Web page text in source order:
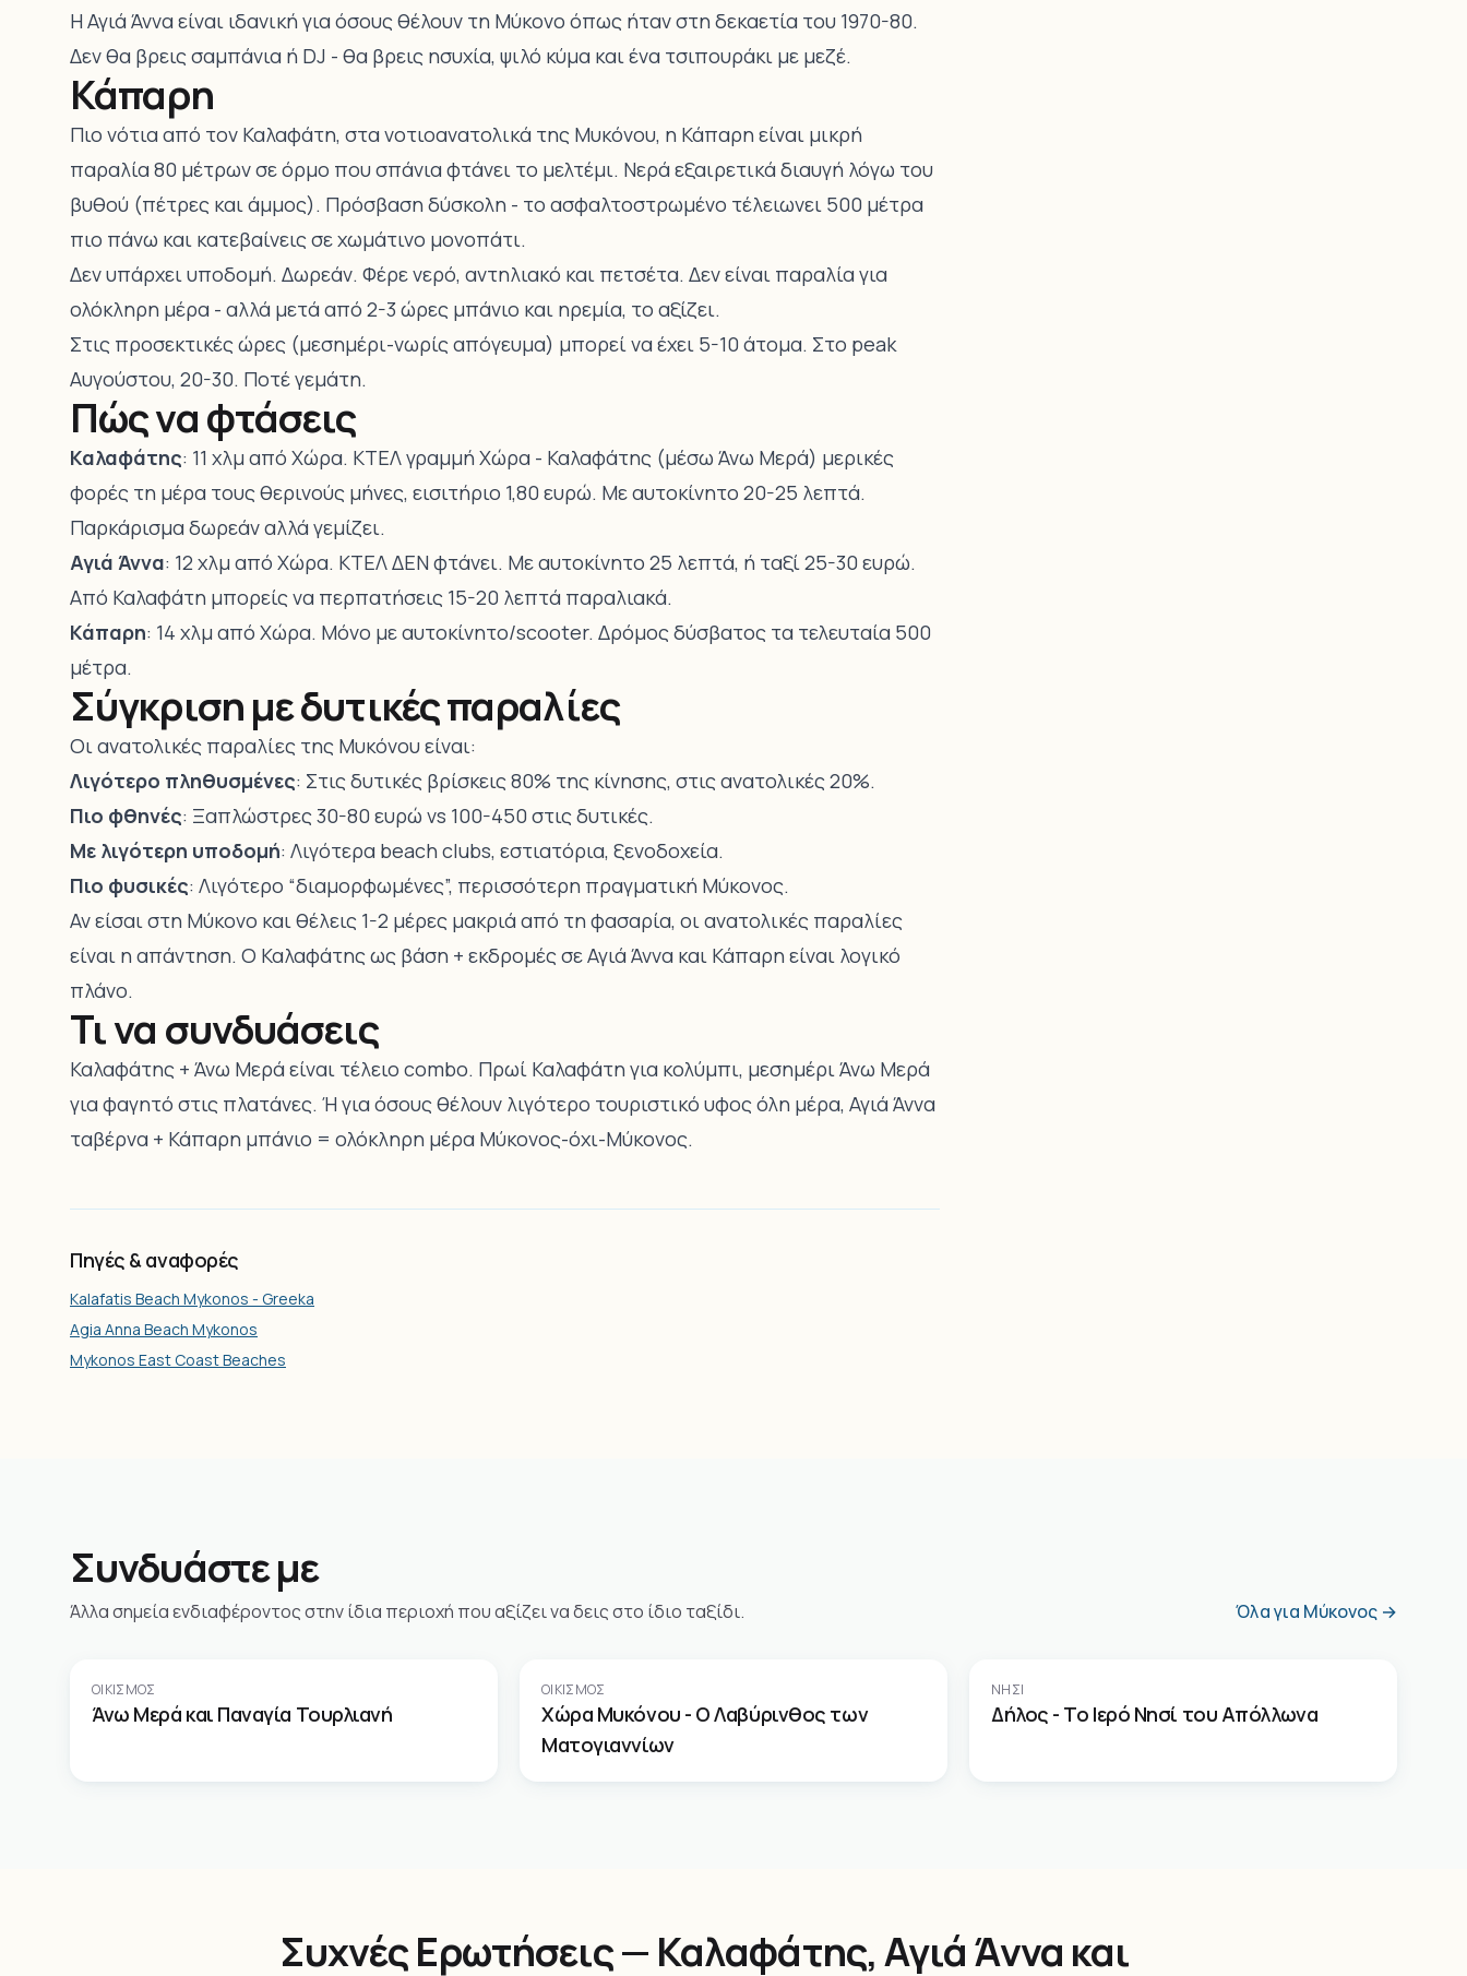
Η Αγιά Άννα είναι ιδανική για όσους θέλουν τη Μύκονο όπως ήταν στη δεκαετία του 1970-80.
Δεν θα βρεις σαμπάνια ή DJ - θα βρεις ησυχία, ψιλό κύμα και ένα τσιπουράκι με μεζέ.
Κάπαρη
Πιο νότια από τον Καλαφάτη, στα νοτιοανατολικά της Μυκόνου, η Κάπαρη είναι μικρή
παραλία 80 μέτρων σε όρμο που σπάνια φτάνει το μελτέμι. Νερά εξαιρετικά διαυγή λόγω του
βυθού (πέτρες και άμμος). Πρόσβαση δύσκολη - το ασφαλτοστρωμένο τέλειωνει 500 μέτρα
πιο πάνω και κατεβαίνεις σε χωμάτινο μονοπάτι.
Δεν υπάρχει υποδομή. Δωρεάν. Φέρε νερό, αντηλιακό και πετσέτα. Δεν είναι παραλία για
ολόκληρη μέρα - αλλά μετά από 2-3 ώρες μπάνιο και ηρεμία, το αξίζει.
Στις προσεκτικές ώρες (μεσημέρι-νωρίς απόγευμα) μπορεί να έχει 5-10 άτομα. Στο peak
Αυγούστου, 20-30. Ποτέ γεμάτη.
Πώς να φτάσεις
Καλαφάτης: 11 χλμ από Χώρα. ΚΤΕΛ γραμμή Χώρα - Καλαφάτης (μέσω Άνω Μερά) μερικές
φορές τη μέρα τους θερινούς μήνες, εισιτήριο 1,80 ευρώ. Με αυτοκίνητο 20-25 λεπτά.
Παρκάρισμα δωρεάν αλλά γεμίζει.
Αγιά Άννα: 12 χλμ από Χώρα. ΚΤΕΛ ΔΕΝ φτάνει. Με αυτοκίνητο 25 λεπτά, ή ταξί 25-30 ευρώ.
Από Καλαφάτη μπορείς να περπατήσεις 15-20 λεπτά παραλιακά.
Κάπαρη: 14 χλμ από Χώρα. Μόνο με αυτοκίνητο/scooter. Δρόμος δύσβατος τα τελευταία 500
μέτρα.
Σύγκριση με δυτικές παραλίες
Οι ανατολικές παραλίες της Μυκόνου είναι:
Λιγότερο πληθυσμένες: Στις δυτικές βρίσκεις 80% της κίνησης, στις ανατολικές 20%.
Πιο φθηνές: Ξαπλώστρες 30-80 ευρώ vs 100-450 στις δυτικές.
Με λιγότερη υποδομή: Λιγότερα beach clubs, εστιατόρια, ξενοδοχεία.
Πιο φυσικές: Λιγότερο “διαμορφωμένες”, περισσότερη πραγματική Μύκονος.
Αν είσαι στη Μύκονο και θέλεις 1-2 μέρες μακριά από τη φασαρία, οι ανατολικές παραλίες
είναι η απάντηση. Ο Καλαφάτης ως βάση + εκδρομές σε Αγιά Άννα και Κάπαρη είναι λογικό
πλάνο.
Τι να συνδυάσεις
Καλαφάτης + Άνω Μερά είναι τέλειο combo. Πρωί Καλαφάτη για κολύμπι, μεσημέρι Άνω Μερά
για φαγητό στις πλατάνες. Ή για όσους θέλουν λιγότερο τουριστικό υφος όλη μέρα, Αγιά Άννα
ταβέρνα + Κάπαρη μπάνιο = ολόκληρη μέρα Μύκονος-όχι-Μύκονος.
Πηγές & αναφορές
Kalafatis Beach Mykonos - Greeka
Agia Anna Beach Mykonos
Mykonos East Coast Beaches
Συνδυάστε με
Άλλα σημεία ενδιαφέροντος στην ίδια περιοχή που αξίζει να δεις στο ίδιο ταξίδι. Όλα για Μύκονος →
ΟΙΚΙΣΜΌΣ
Άνω Μερά και Παναγία Τουρλιανή
ΟΙΚΙΣΜΌΣ
Χώρα Μυκόνου - Ο Λαβύρινθος των
Ματογιαννίων
ΝΗΣΊ
Δήλος - Το Ιερό Νησί του Απόλλωνα
Συχνές Ερωτήσεις — Καλαφάτης, Αγιά Άννα και